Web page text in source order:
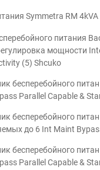
Symmetra RM
питания
мощности
(5) Shcuko
бесперебойного
Parallel Capable &
бесперебойного
до 6 Int Maint
бесперебойного
Parallel Capable &